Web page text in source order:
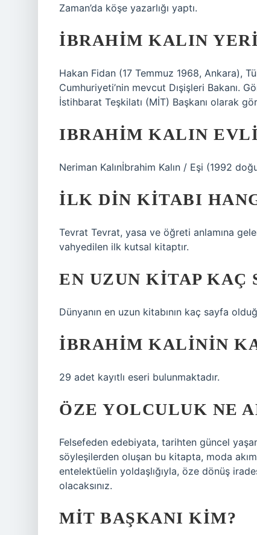
Zaman’da köşe yazarlığı yaptı.
İBRAHIM KALIN
Hakan Fidan (17 Temmuz 1968, Ankara),
Cumhuriyeti’nin mevcut Dışişleri Bakanı.
İstihbarat Teşkilatı (MİT) Başkanı olarak
IBRAHIM KALIN
Neriman Kalınİbrahim Kalın / Eşi (1992
İLK DIN KITABI
Tevrat Tevrat, yasa ve öğreti anlamına
vahyedilen ilk kutsal kitaptır.
EN UZUN KITAP KAÇ
Dünyanın en uzun kitabının kaç sayfa
İBRAHIM KALININ
29 adet kayıtlı eseri bulunmaktadır.
ÖZE YOLCULUK NE
Felsefeden edebiyata, tarihten güncel
söyleşilerden oluşan bu kitapta, moda
entelektüelin yoldaşlığıyla, öze dönüş
olacaksınız.
MIT BAŞKANI KIM?